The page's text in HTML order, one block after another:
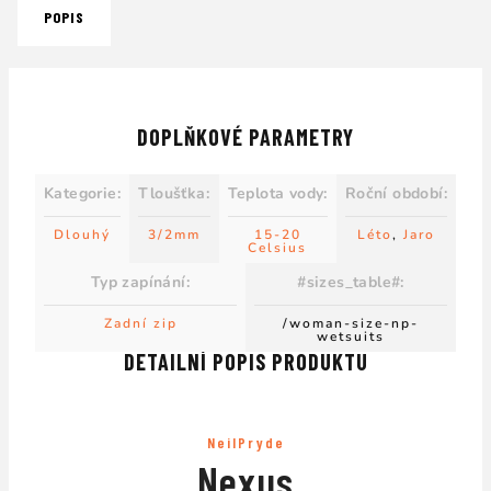
POPIS
DETAILNÍ POPIS PRODUKTU
NeilPryde
DOPLŇKOVÉ PARAMETRY
Kategorie:
Dlouhý
Tloušťka:
3/2mm
Teplota vody:
15-20
Celsius
Roční období:
Léto, Jaro
Typ zapínání:
Zadní zip
#sizes_table#:
/woman-size-np-
wetsuits